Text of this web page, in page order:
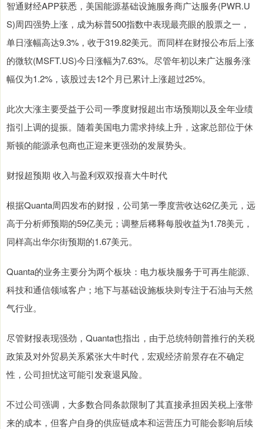
智通财经APP获悉，美国能源基础设施服务商广达服务(PWR.U
S)周四强势上涨，成为标普500指数中表现最亮眼的股票之一，
单日涨幅高达9.3%，收于319.82美元。而同样在财报公布后上涨
的微软(MSFT.US)今日涨幅为7.63%。尽管年初以来广达服务涨
幅仅为1.2%，该股过去12个月已累计上涨超过25%。
此次大涨主要受益于公司一季度财报超出市场预期以及全年业绩
指引上调的提振。随着美国电力需求持续上升，这家总部位于休
斯顿的能源承包商也正迎来更强劲的发展势头。
财报超预期 收入与盈利双双报喜大牛时代
根据Quanta周四发布的财报，公司第一季度营收达62亿美元，远
高于分析师预期的59亿美元；调整后稀释每股收益为1.78美元，
同样高出华尔街预期的1.67美元。
Quanta的业务主要分为两个板块：电力板块服务于可再生能源、
科技和通信领域客户；地下与基础设施板块则专注于石油与天然
气行业。
尽管财报表现强劲，Quanta也指出，由于总统特朗普推行的关税
政策及对外贸易关系紧张大牛时代，宏观经济前景存在不确定
性，公司担忧这可能引发衰退风险。
不过公司强调，大多数合同条款限制了其直接承担因关税上涨带
来的成本，但客户自身的供应链成本和运营压力可能会影响后续